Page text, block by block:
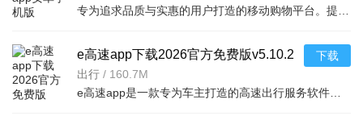
e高速app下载2026官方免费版v5.10.2
2026手机版
出行 / 160.7M
下载